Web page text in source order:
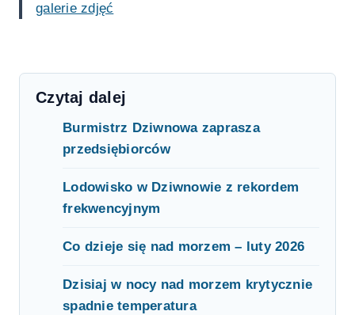
galerie zdjęć
Czytaj dalej
Burmistrz Dziwnowa zaprasza
przedsiębiorców
Lodowisko w Dziwnowie z rekordem
frekwencyjnym
Co dzieje się nad morzem – luty 2026
Dzisiaj w nocy nad morzem krytycznie
spadnie temperatura